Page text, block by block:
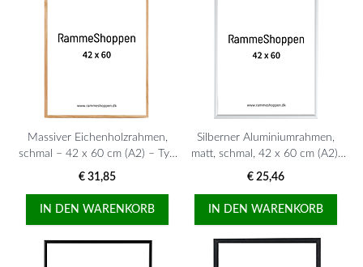
Massiver Eichenholzrahmen,
schmal – 42 x 60 cm (A2) – Typ
320
€ 31,85
IN DEN WARENKORB
Silberner Aluminiumrahmen,
matt, schmal, 42 x 60 cm (A2),
Typ 670
€ 25,46
IN DEN WARENKORB